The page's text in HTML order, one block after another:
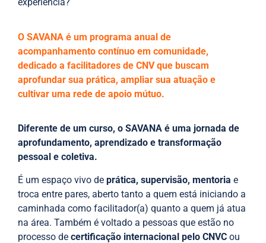
experiência?
O SAVANA é um programa anual de
acompanhamento contínuo em comunidade,
dedicado a facilitadores de CNV que buscam
aprofundar sua prática, ampliar sua atuação e
cultivar uma rede de apoio mútuo.
Diferente de um curso, o SAVANA é uma jornada de
aprofundamento, aprendizado e transformação
pessoal e coletiva.
É um espaço vivo de prática, supervisão, mentoria e
troca entre pares, aberto tanto a quem está iniciando a
caminhada como facilitador(a) quanto a quem já atua
na área. Também é voltado a pessoas que estão no
processo de certificação internacional pelo CNVC ou